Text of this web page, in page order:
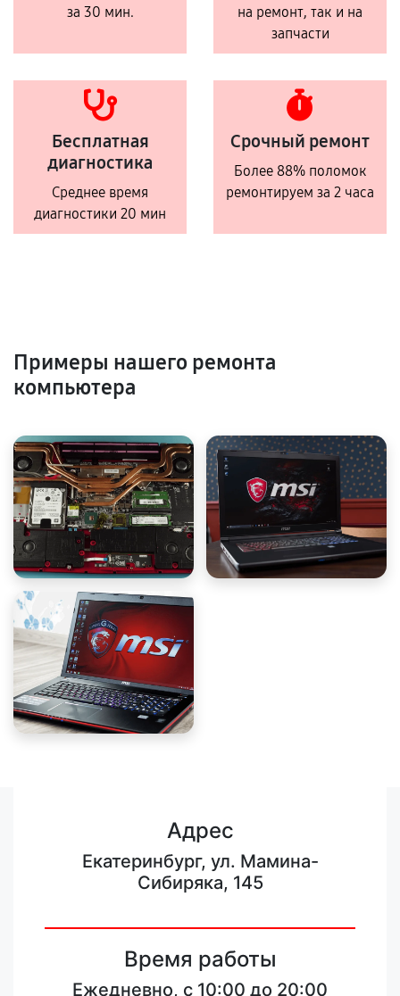
за 30 мин.
на ремонт, так и на
запчасти
Бесплатная
диагностика
Среднее время
диагностики 20 мин
Срочный ремонт
Более 88% поломок
ремонтируем за 2 часа
Примеры нашего ремонта
компьютера
Адрес
Екатеринбург, ул. Мамина-
Сибиряка, 145
Время работы
Ежедневно, с 10:00 до 20:00